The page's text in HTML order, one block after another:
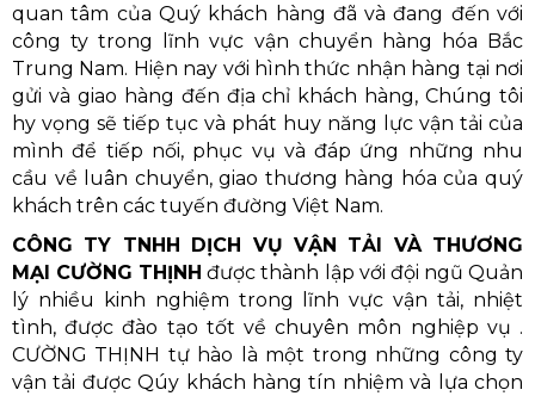
quan tâm của Quý khách hàng đã và đang đến với
công ty trong lĩnh vực vận chuyển hàng hóa Bắc
Trung Nam. Hiện nay với hình thức nhận hàng tại nơi
gửi và giao hàng đến địa chỉ khách hàng, Chúng tôi
hy vọng sẽ tiếp tục và phát huy năng lực vận tải của
mình để tiếp nối, phục vụ và đáp ứng những nhu
cầu về luân chuyển, giao thương hàng hóa của quý
khách trên các tuyến đường Việt Nam.
CÔNG TY TNHH DỊCH VỤ VẬN TẢI VÀ THƯƠNG
MẠI CƯỜNG THỊNH được thành lập với đội ngũ Quản
lý nhiều kinh nghiệm trong lĩnh vực vận tải, nhiệt
tình, được đào tạo tốt về chuyên môn nghiệp vụ .
CƯỜNG THỊNH tự hào là một trong những công ty
vận tải được Qúy khách hàng tín nhiệm và lựa chọn